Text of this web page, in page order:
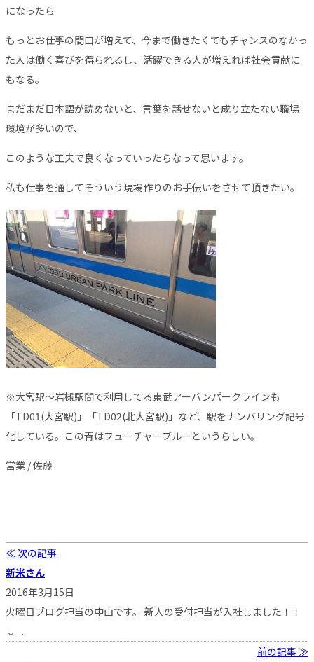
になったら
もっとお仕事の間口が増えて、今まで働きたくてもチャンスのなかっ
た人は働く喜びを得られるし、活躍できる人が増えれば社会貢献に
もなる。
まだまだ日本語が読めないと、言葉を話せないと成り立たない職場
環境が多いので、
このような工夫で良くなっていったらなって思います。
私も仕事を通してそういう現場作りのお手伝いをさせて頂きたい。
※大宮駅〜岩槻駅間で利用してる東武アーバンパークラインも
「TD01(大宮駅)」「TD02(北大宮駅)」など、駅をナンバリング記号
化している。この青はフューチャーブルーというらしい。
営業 / 佐藤
≪ 次の記事
新米さん
2016年3月15日
火曜日ブログ担当の中山です。 新人の受付担当が入社しました！！
↓ ...
前の記事 ≫